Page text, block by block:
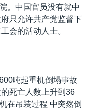
。中国官员没有就中
只允许共产党监督下
会的活动人士。
吨起重机倒塌事故
死亡人数上升到36
在吊装过程 中突然倒